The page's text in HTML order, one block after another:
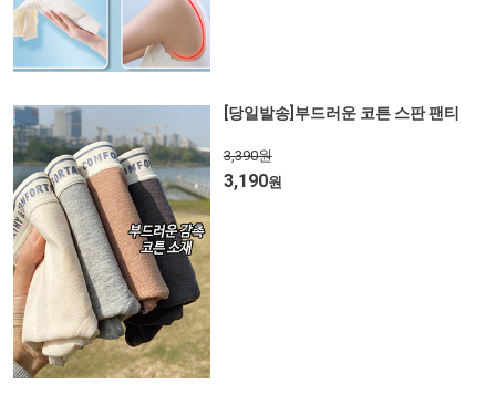
[당일발송]부드러운 코튼 스판 팬티
3,390원
3,190원